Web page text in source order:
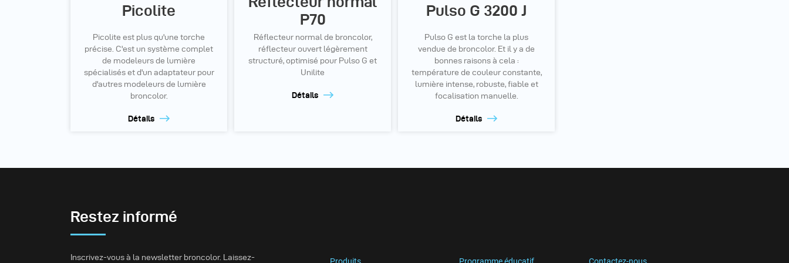
Picolite
Picolite est plus qu'une torche
précise. C'est un système complet
de modeleurs de lumière
spécialisés et d'un adaptateur pour
d'autres modeleurs de lumière
broncolor.
Détails
P70
Réflecteur normal de broncolor,
réflecteur ouvert légèrement
structuré, optimisé pour Pulso G et
Unilite
Détails
Pulso G 3200 J
Pulso G est la torche la plus
vendue de broncolor. Et il y a de
bonnes raisons à cela :
température de couleur constante,
lumière intense, robuste, fiable et
focalisation manuelle.
Détails
Restez informé
Inscrivez-vous à la newsletter broncolor. Laissez-